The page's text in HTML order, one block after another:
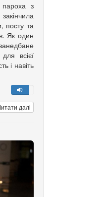
пароха з
посту та
Як один
всієї
і навіть
далі